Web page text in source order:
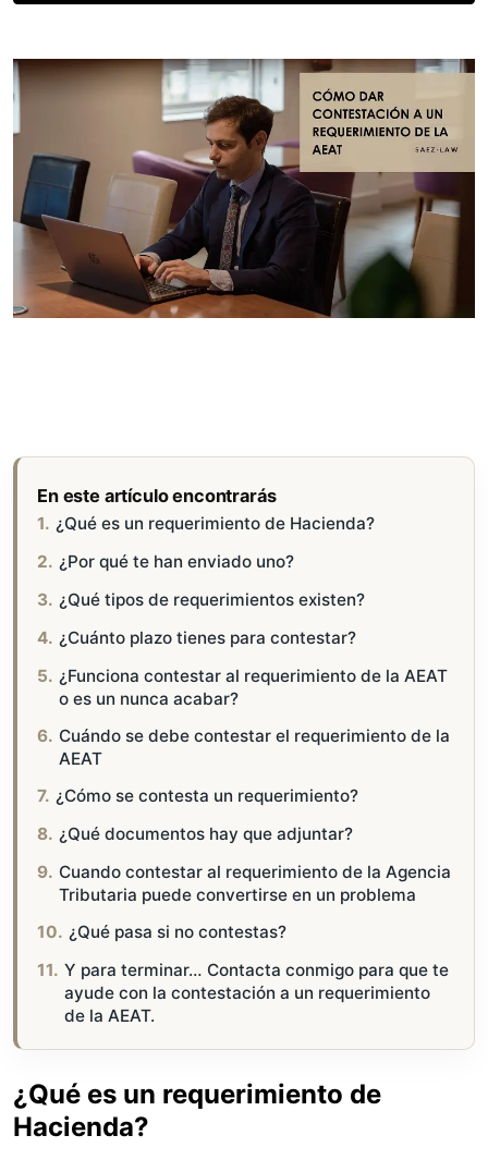
En este artículo encontrarás
¿Qué es un requerimiento de Hacienda?
¿Por qué te han enviado uno?
¿Qué tipos de requerimientos existen?
¿Cuánto plazo tienes para contestar?
¿Funciona contestar al requerimiento de la AEAT
o es un nunca acabar?
Cuándo se debe contestar el requerimiento de la
AEAT
¿Cómo se contesta un requerimiento?
¿Qué documentos hay que adjuntar?
Cuando contestar al requerimiento de la Agencia
Tributaria puede convertirse en un problema
¿Qué pasa si no contestas?
Y para terminar… Contacta conmigo para que te
ayude con la contestación a un requerimiento
de la AEAT.
¿Qué es un requerimiento de
Hacienda?